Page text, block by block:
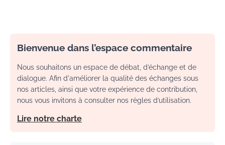
Bienvenue dans l’espace commentaire
Nous souhaitons un espace de débat, d’échange et de
dialogue. Afin d'améliorer la qualité des échanges sous
nos articles, ainsi que votre expérience de contribution,
nous vous invitons à consulter nos règles d’utilisation.
Lire notre charte